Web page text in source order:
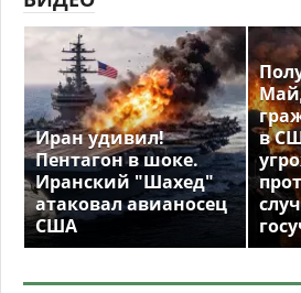
Иран удивил!
Пентагон в шоке.
Иранский "Шахед"
атаковал авианосец
США
в